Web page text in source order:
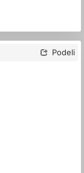
Podeli